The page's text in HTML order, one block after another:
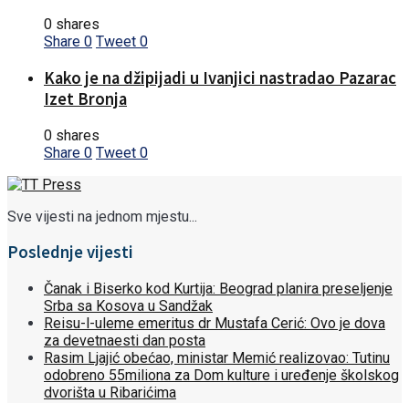
0 shares
Share 0 Tweet 0
Kako je na džipijadi u Ivanjici nastradao Pazarac
Izet Bronja
0 shares
Share 0 Tweet 0
Sve vijesti na jednom mjestu...
Poslednje vijesti
Čanak i Biserko kod Kurtija: Beograd planira preseljenje
Srba sa Kosova u Sandžak
Reisu-l-uleme emeritus dr Mustafa Cerić: Ovo je dova
za devetnaesti dan posta
Rasim Ljajić obećao, ministar Memić realizovao: Tutinu
odobreno 55miliona za Dom kulture i uređenje školskog
dvorišta u Ribarićima